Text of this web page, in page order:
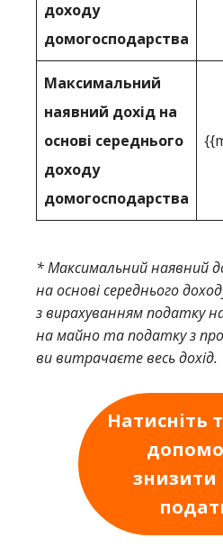
доходу
домогосподарства
Максимальний
наявний дохід на
основі середнього
доходу
домогосподарства
* Максимальний наявний
на основі середнього
з вирахуванням податку
на майно та податку з
ви витрачаєте весь дохід.
Натисніть
знизити